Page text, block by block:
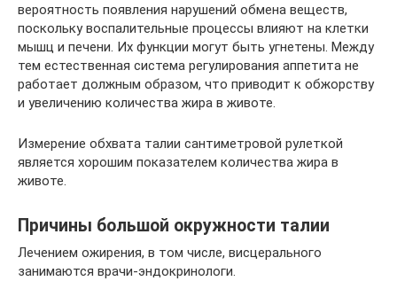
вероятность появления нарушений обмена веществ,
поскольку воспалительные процессы влияют на клетки
мышц и печени. Их функции могут быть угнетены. Между
тем естественная система регулирования аппетита не
работает должным образом, что приводит к обжорству
и увеличению количества жира в животе.
Измерение обхвата талии сантиметровой рулеткой
является хорошим показателем количества жира в
животе.
Причины большой окружности талии
Лечением ожирения, в том числе, висцерального
занимаются врачи-эндокринологи.